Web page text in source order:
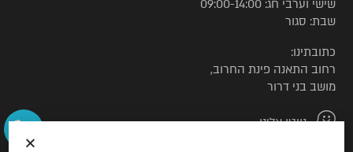
שישי וערבי חג: 09:00-14:00
שבת: סגור
כתובתינו:
רחוב התאנה פינת החרוב,
מושב בני דרור
נווטו אלינו